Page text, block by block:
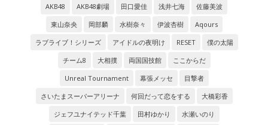
AKB48 AKB48劇場 田口愛佳 浅井七海
佐藤美波
東山奈央
岡部麟 水樹奈々 伊波杏樹
Aqours
ラブライブ！シリーズ
アイドルの夜明け RESET
僕の太陽
チーム8
大相撲 両国国技館
ここからだ
Unreal Tournament
幕張メッセ
目撃者
さいたまスーパーアリーナ
何回だって恋をする
大橋彩香
ジェフユナイテッド千葉
田村ゆかり
水瀬いのり